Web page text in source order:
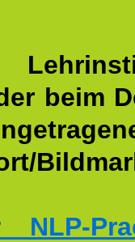
beim
NLP-